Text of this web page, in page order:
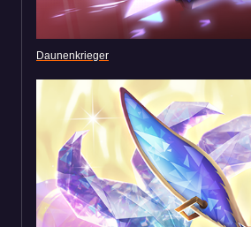
Daunenkrieger